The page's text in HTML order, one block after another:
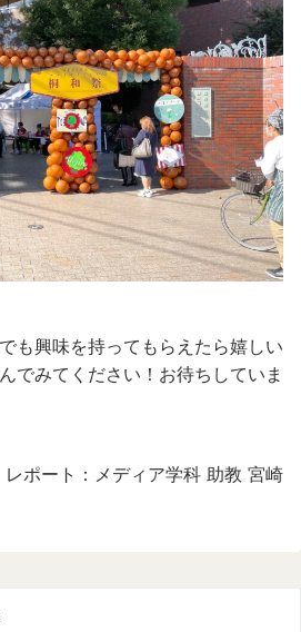
も興味を持ってもらえたら嬉しい
でみてください！お待ちしていま
レポート：メディア学科 助教 宮崎